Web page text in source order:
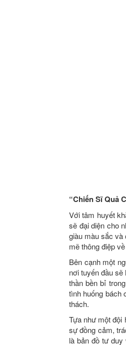
“Chiến Sĩ Quả
Với tâm huyết
sẽ đại diện cho
giàu màu sắc và
mẽ thông điệp
Bên cạnh một
nơi tuyến đầu
thần bền bỉ
tình huống bách
thách.
Tựa như một đội
sự đồng cảm,
là bản đồ tư